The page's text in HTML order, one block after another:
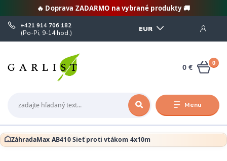
🔥 Doprava ZADARMO na vybrané produkty 🚚
Menu
EUR
+421 914 706 182
(Po-Pi, 9-14 hod.)
0
0 €
ZáhradaMax AB410 Sieť proti vtákom 4x10m